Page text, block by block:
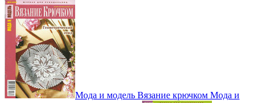
Мода и модель Вязание крючком Мода и